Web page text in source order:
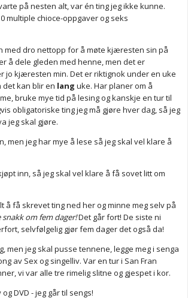
på nesten alt, var én ting jeg ikke kunne.
multiple chioce-oppgaver og seks
med dro nettopp for å møte kjæresten sin på
å dele gleden med henne, men det er
jo kjæresten min. Det er riktignok under en uke
det kan blir en lang uke. Har planer om å
bruke mye tid på lesing og kanskje en tur til
obligatoriske ting jeg må gjøre hver dag, så jeg
jeg skal gjøre.
men jeg har mye å lese så jeg skal vel klare å
inn, så jeg skal vel klare å få sovet litt om
å få skrevet ting ned her og minne meg selv på
om fem dager!Det går fort! De siste ni
selvfølgelig gjør fem dager det også da!
men jeg skal pusse tennene, legge meg i senga
av Sex og singelliv. Var en tur i San Fran
vi var alle tre rimelig slitne og gjespet i kor.
DVD - jeg går til sengs!